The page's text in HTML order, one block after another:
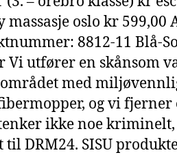
massasje oslo kr 599,00
8812-11 Blå-
Vi utfører en skånsom
med
og vi fjerner
ikke noe
DRM24. SISU